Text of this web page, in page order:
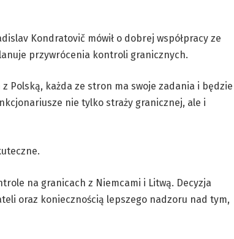
Kondratovič mówił o dobrej współpracy ze
przywrócenia kontroli granicznych.
Polską, każda ze stron ma swoje zadania i będzie
nie tylko straży granicznej, ale i
na granicach z Niemcami i Litwą. Decyzja
oraz koniecznością lepszego nadzoru nad tym,